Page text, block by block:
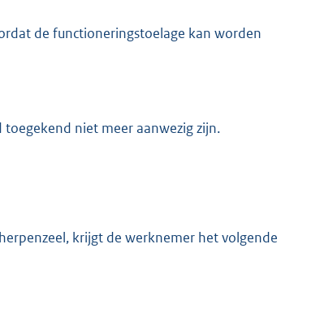
de functioneringstoelage kan worden
niet meer aanwezig zijn.
krijgt de werknemer het volgende